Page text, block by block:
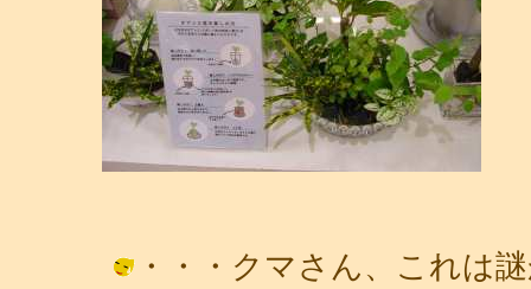
・・・クマさん、これは